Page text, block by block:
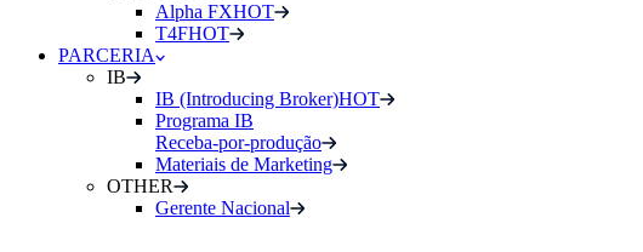
Alpha FXHOT
T4FHOT
PARCERIA
IB
IB (Introducing Broker)HOT
Programa IB
Receba-por-produção
Materiais de Marketing
OTHER
Gerente Nacional